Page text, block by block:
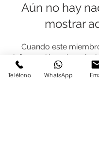
Aún no hay
mostrar
Cuando este
información sobre sí
verla aquí.
Teléfono WhatsApp